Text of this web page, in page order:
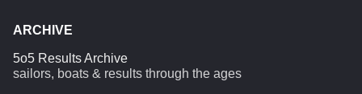
ARCHIVE
5o5 Results Archive
sailors, boats & results through the ages